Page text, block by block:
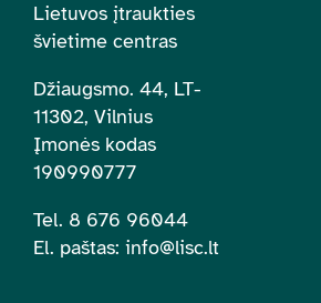
Lietuvos įtraukties
švietime centras
Džiaugsmo. 44, LT-
11302, Vilnius
Įmonės kodas
190990777
Tel. 8 676 96044
El. paštas: info@lisc.lt